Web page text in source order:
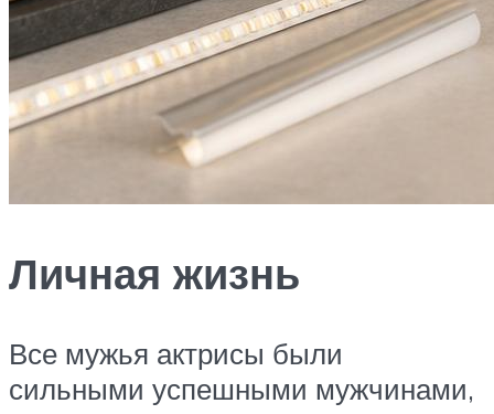
Личная жизнь
Все мужья актрисы были
сильными успешными мужчинами,